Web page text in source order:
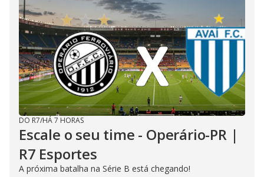
DO R7/HÁ 7 HORAS
Escale o seu time - Operário-PR |
R7 Esportes
A próxima batalha na Série B está chegando!